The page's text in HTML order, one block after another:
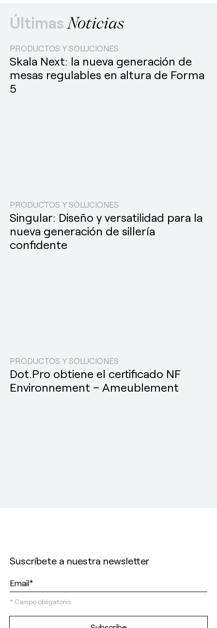
Últimas Noticias
PRODUCTOS Y SOLUCIONES
Skala Next: la nueva generación de
mesas regulables en altura de Forma
5
PRODUCTOS Y SOLUCIONES
Singular: Diseño y versatilidad para la
nueva generación de sillería
confidente
PRODUCTOS Y SOLUCIONES
Dot.Pro obtiene el certificado NF
Environnement – Ameublement
Suscríbete a nuestra newsletter
* Campo obligatorio